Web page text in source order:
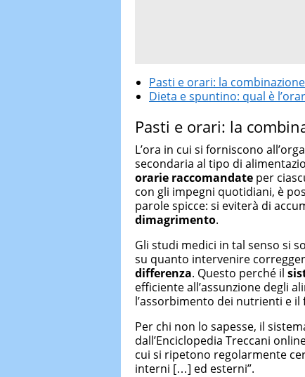
Pasti e orari: la
Dieta e spuntino: qual è
Pasti e orari: la
L’ora in cui si forniscono
secondaria al tipo di
orarie raccomandate per
con gli impegni quotidiani, è
parole spicce: si eviterà di
dimagrimento.
Gli studi medici in tal senso si
su quanto intervenire
differenza. Questo perché il
efficiente all’assunzione degli
l’assorbimento dei nutrienti e
Per chi non lo sapesse, il
dall’Enciclopedia Treccani
cui si ripetono regolarmente
interni […] ed esterni”.